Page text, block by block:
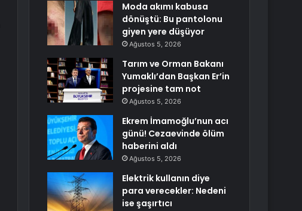
Moda akımı kabusa
dönüştü: Bu pantolonu
giyen yere düşüyor
Ağustos 5, 2026
Tarım ve Orman Bakanı
Yumaklı’dan Başkan Er’in
projesine tam not
Ağustos 5, 2026
Ekrem İmamoğlu’nun acı
günü! Cezaevinde ölüm
haberini aldı
Ağustos 5, 2026
Elektrik kullanın diye
para verecekler: Nedeni
ise şaşırtıcı